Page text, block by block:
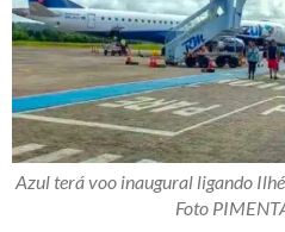
Azul terá voo inaugural ligando
Foto